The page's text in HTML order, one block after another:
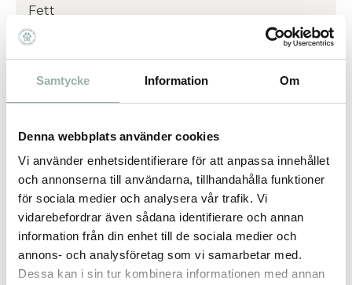
Samtycke Information Om
Denna webbplats använder cookies
Vi använder enhetsidentifierare för att anpassa innehållet
och annonserna till användarna, tillhandahålla funktioner
för sociala medier och analysera vår trafik. Vi
vidarebefordrar även sådana identifierare och annan
information från din enhet till de sociala medier och
annons- och analysföretag som vi samarbetar med.
Dessa kan i sin tur kombinera informationen med annan
Fett
2%
Fiber
0,1%
Aska
5%